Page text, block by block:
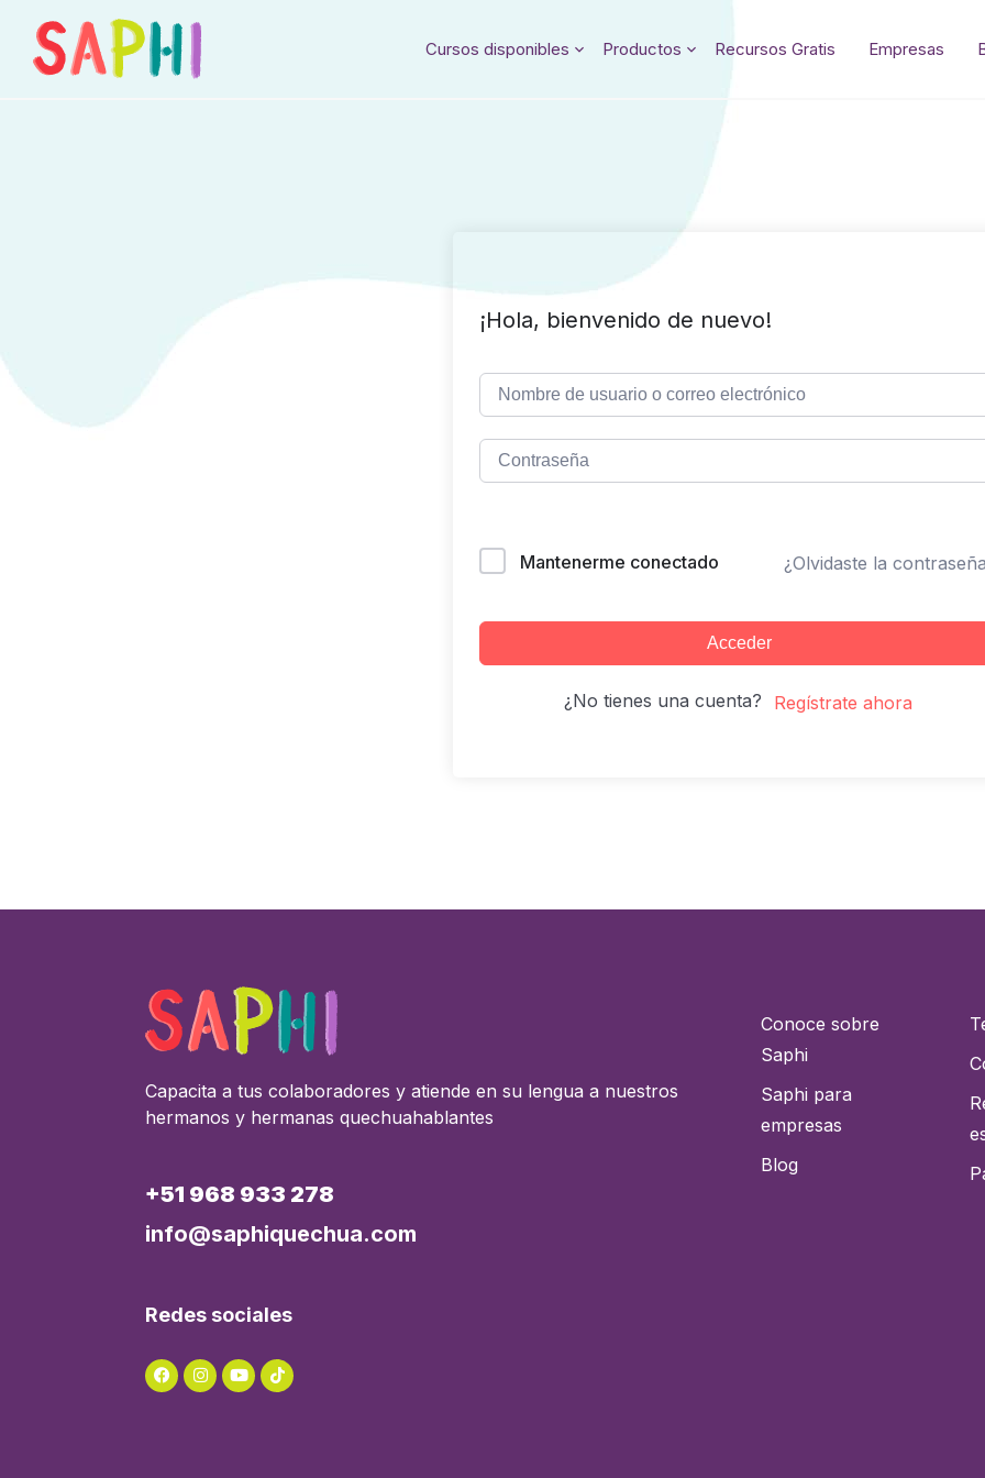
Cursos disponibles Productos Recursos Gratis Empresas
¡Hola, bienvenido de nuevo!
Mantenerme conectado ¿Olvidaste la
Acceder
¿No tienes una cuenta? Regístrate ahora
Capacita a tus colaboradores y atiende en su lengua a nuestros
hermanos y hermanas quechuahablantes
+51 968 933 278
info@saphiquechua.com
Redes sociales
Conoce sobre
Saphi
Saphi para
empresas
Blog